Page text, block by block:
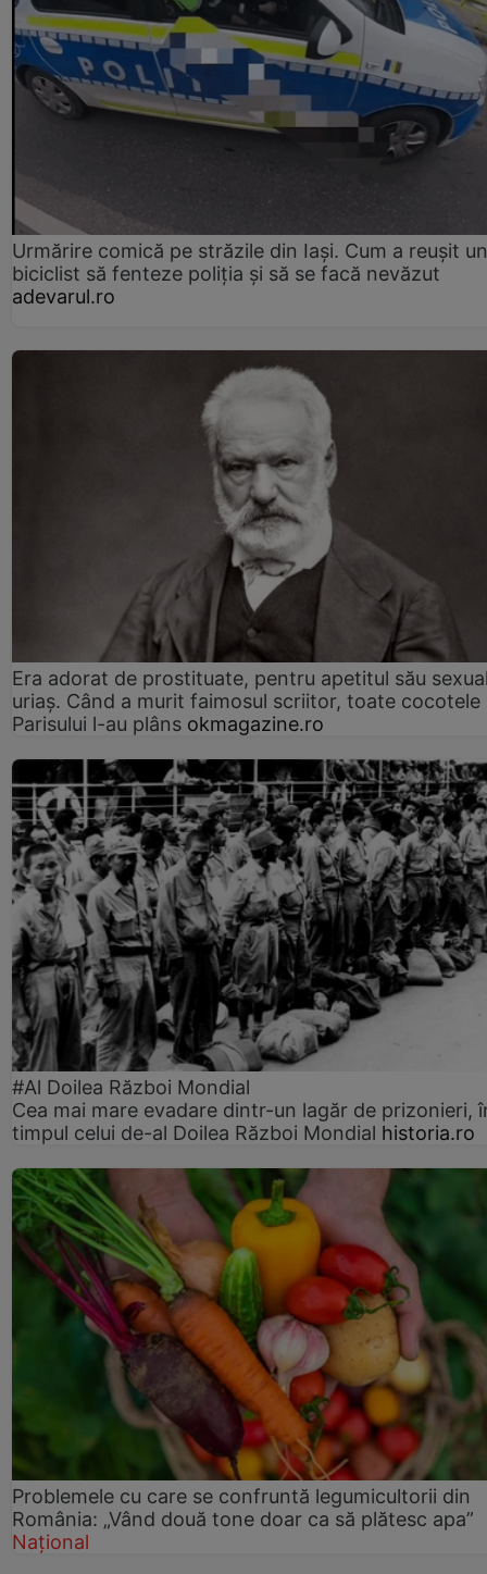
Urmărire comică pe străzile din Iași. Cum a reușit un
biciclist să fenteze poliția și să se facă nevăzut
adevarul.ro
Era adorat de prostituate, pentru apetitul său
uriaș. Când a murit faimosul scriitor, toate cocotele
Parisului l-au plâns okmagazine.ro
#Al Doilea Război Mondial
Cea mai mare evadare dintr-un lagăr de prizonieri,
timpul celui de-al Doilea Război Mondial historia.ro
Problemele cu care se confruntă legumicultorii din
România: „Vând două tone doar ca să plătesc apa”
Național